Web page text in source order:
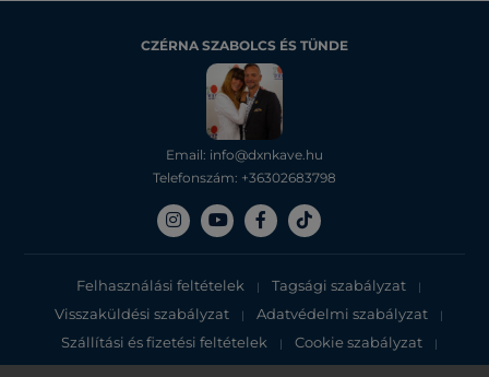
CZÉRNA SZABOLCS ÉS TÜNDE
Email: info@dxnkave.hu
Telefonszám: +36302683798
Felhasználási feltételek | Tagsági szabályzat |
Visszaküldési szabályzat | Adatvédelmi szabályzat |
Szállítási és fizetési feltételek | Cookie szabályzat |
Adatvédelmi tájékoztató